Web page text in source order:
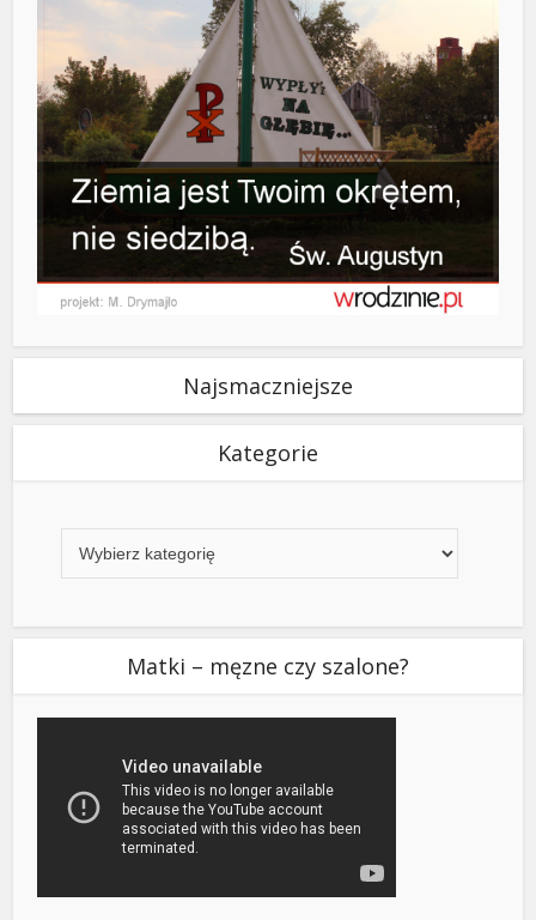
Najsmaczniejsze
Kategorie
Matki – męzne czy szalone?